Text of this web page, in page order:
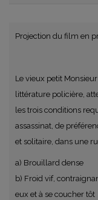
Projection du film en
Le vieux petit
littérature policière,
les trois conditions
assassinat, de
et solitaire, dans une
a) Brouillard dense
b) Froid vif,
eux et à se coucher tôt